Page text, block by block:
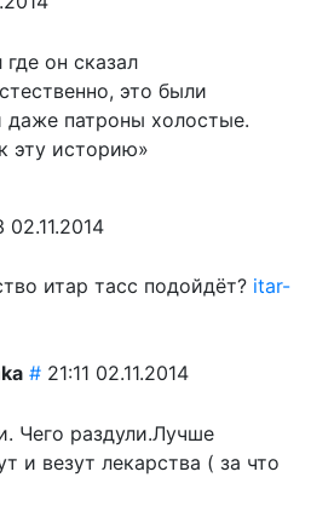
он сказал
это были
патроны холостые.
эту историю»
02.11.2014
итар тасс подойдёт? itar-
# 21:11 02.11.2014
Чего раздули.Лучше
и везут лекарства ( за что